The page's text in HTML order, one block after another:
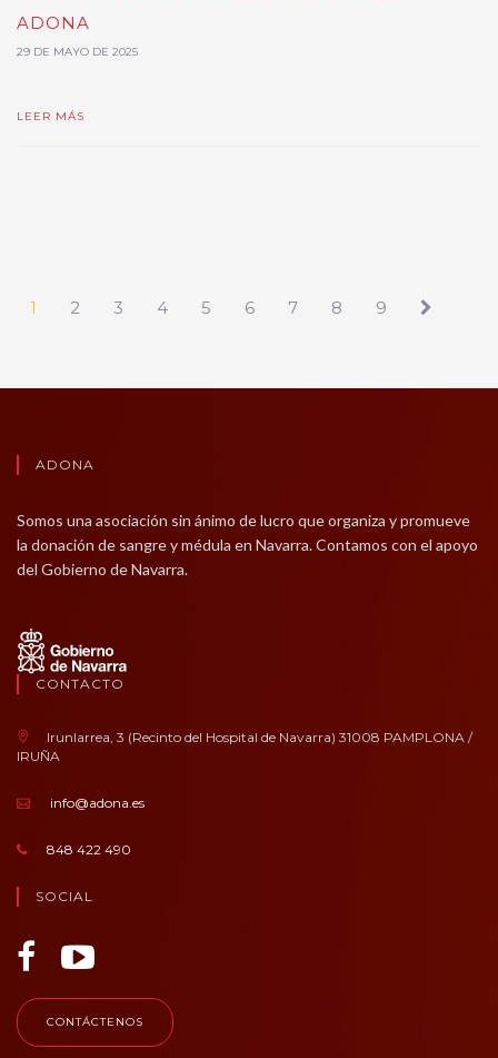
ADONA
29 DE MAYO DE 2025
LEER MÁS
1 2 3 4 5 6 7 8 9
ADONA
Somos una asociación sin ánimo de lucro que organiza y promueve
la donación de sangre y médula en Navarra. Contamos con el apoyo
del Gobierno de Navarra.
CONTACTO
Irunlarrea, 3 (Recinto del Hospital de Navarra) 31008 PAMPLONA /
IRUÑA
info@adona.es
848 422 490
SOCIAL
CONTÁCTENOS